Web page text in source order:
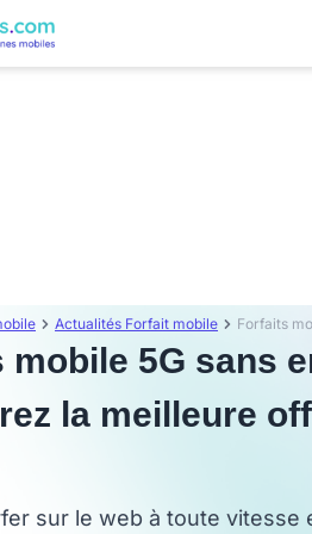
Actualités Forfait mobile
mobile 5G sans
la meilleure
sur le web à toute